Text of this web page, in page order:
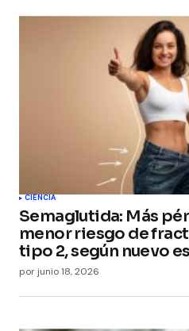
CIENCIA
Semaglutida: Más
menor riesgo de
tipo 2, según nuevo
por junio 18, 2026